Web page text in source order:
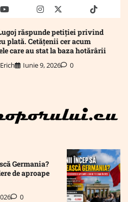
youtubeMailinstagram
twitter truthtiktok
răspunde petiției privind
plată. Cetățenii cer acum
care au stat la baza hotărârii
Iunie 9, 2026 0
Germania?
de aproape
0